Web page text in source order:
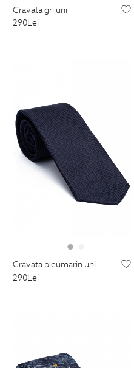
cravata gri uni
290Lei
cravata bleumarin uni
290Lei